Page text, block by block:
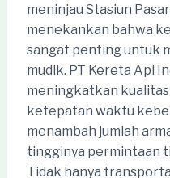
meninjau Stasiun
menekankan bahwa
sangat penting untuk
mudik. PT Kereta Api
meningkatkan
ketepatan waktu
menambah jumlah
tingginya permintaan
Tidak hanya